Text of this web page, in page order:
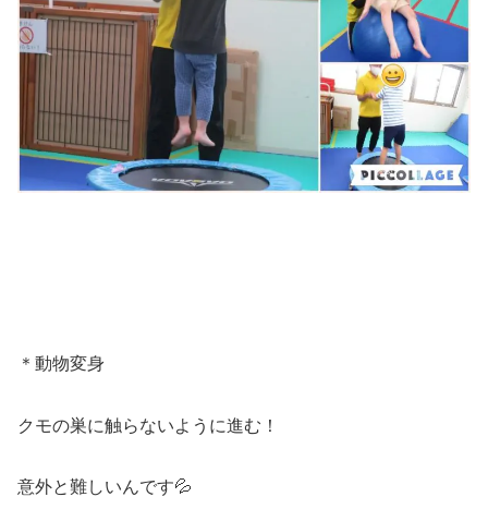
＊動物変身
クモの巣に触らないように進む！
意外と難しいんです💦